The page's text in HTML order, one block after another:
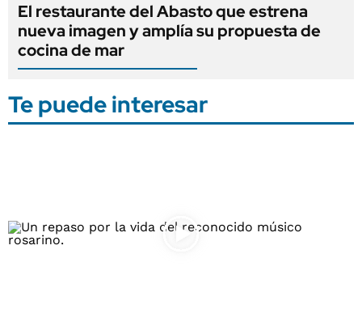
El restaurante del Abasto que estrena
nueva imagen y amplía su propuesta de
cocina de mar
Te puede interesar